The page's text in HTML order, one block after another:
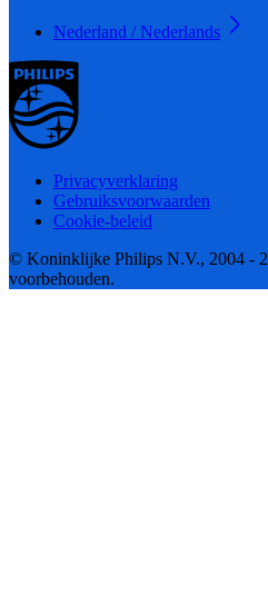
Nederland / Nederlands
Privacyverklaring
Gebruiksvoorwaarden
Cookie-beleid
© Koninklijke Philips N.V., 2004 -
voorbehouden.